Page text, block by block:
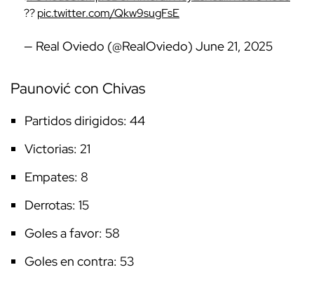
??pic.twitter.com/Qkw9sugFsE
— Real Oviedo (@RealOviedo) June 21, 2025
Paunović con Chivas
Partidos dirigidos: 44
Victorias: 21
Empates: 8
Derrotas: 15
Goles a favor: 58
Goles en contra: 53